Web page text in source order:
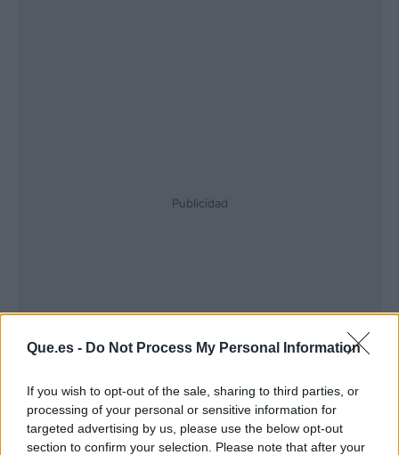
Que.es - Do Not Process My Personal Information
If you wish to opt-out of the sale, sharing to third parties, or
processing of your personal or sensitive information for
targeted advertising by us, please use the below opt-out
section to confirm your selection. Please note that after your
Publicidad